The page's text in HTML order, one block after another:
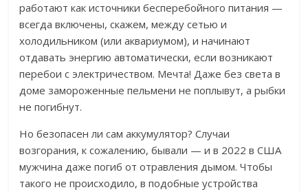
работают как источники бесперебойного питания —
всегда включены, скажем, между сетью и
холодильником (или аквариумом), и начинают
отдавать энергию автоматически, если возникают
перебои с электричеством. Мечта! Даже без света в
доме замороженные пельмени не поплывут, а рыбки
не погибнут.
Но безопасен ли сам аккумулятор? Случаи
возгорания, к сожалению, бывали — и в 2022 в США
мужчина даже погиб от отравления дымом. Чтобы
такого не происходило, в подобные устройства